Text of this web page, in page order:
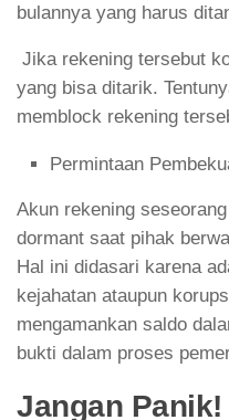
bulannya yang harus
Jika rekening tersebut
yang bisa ditarik.
memblock rekening
Permintaan
Akun rekening
dormant saat pihak
Hal ini didasari karena
kejahatan ataupun
mengamankan saldo
bukti dalam proses
Jangan